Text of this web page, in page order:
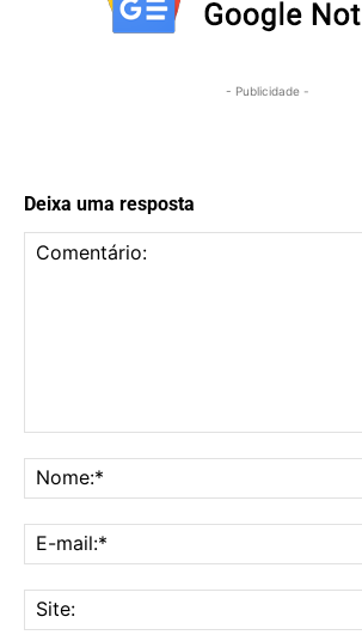
- Publicidade -
Deixa uma resposta